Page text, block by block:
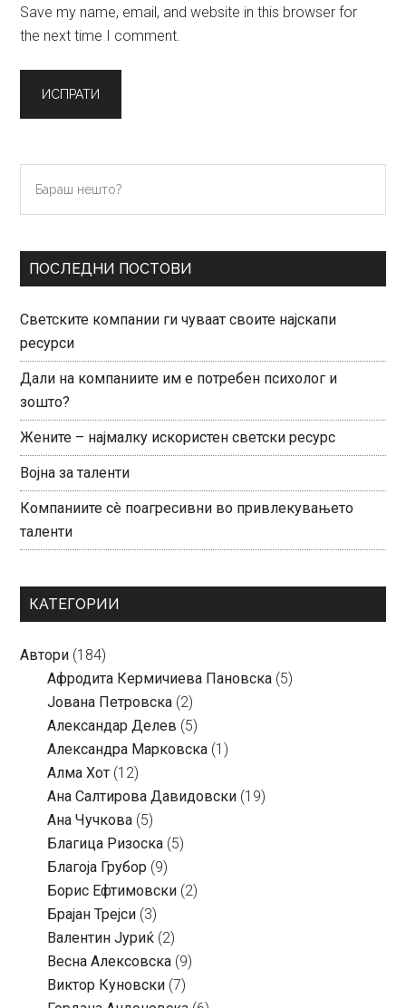
Save my name, email, and website in this browser for
the next time I comment.
Primary
Sidebar
нешто?
ПОСЛЕДНИ ПОСТОВИ
Светските компании ги чуваат своите најскапи
ресурси
Дали на компаниите им е потребен психолог и
зошто?
Жените – најмалку искористен светски ресурс
Војна за таленти
Компаниите сè поагресивни во привлекувањето
таленти
КАТЕГОРИИ
Автори (184)
Aфродита Кермичиева Пановска (5)
Јована Петровска (2)
Александар Делев (5)
Александра Марковска (1)
Алма Хот (12)
Ана Салтирова Давидовски (19)
Ана Чучкова (5)
Благица Ризоска (5)
Благоја Грубор (9)
Борис Ефтимовски (2)
Брајан Трејси (3)
Валентин Јуриќ (2)
Весна Алексовска (9)
Виктор Куновски (7)